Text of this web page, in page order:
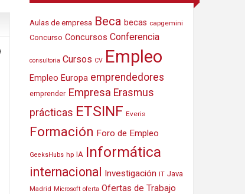
Aulas de empresa Beca becas capgemini
Concurso Concursos Conferencia
consultoria Cursos CV Empleo
Empleo Europa emprendedores
emprender Empresa Erasmus
prácticas ETSINF Everis
Formación Foro de Empleo
GeeksHubs hp IA Informática
internacional Investigación IT Java
Madrid Microsoft oferta Ofertas de Trabajo